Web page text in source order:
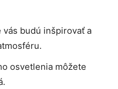
budú inšpirovať a
osvetlenia môžete